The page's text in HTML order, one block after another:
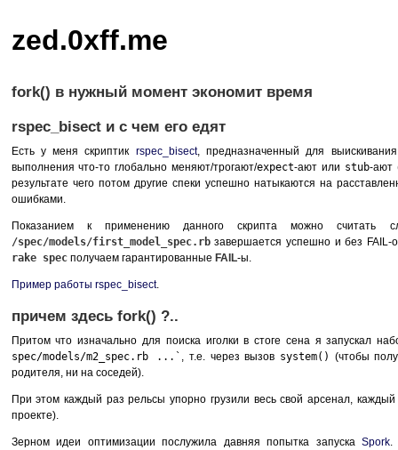
zed.0xff.me
fork() в нужный момент экономит время
rspec_bisect и с чем его едят
Есть у меня скриптик rspec_bisect, предназначенный для
выполнения что-то глобально меняют/трогают/expect-ают или stub-ают
результате чего потом другие спеки успешно натыкаются на
ошибками.
Показанием к применению данного скрипта можно считать
/spec/models/first_model_spec.rbзавершается успешно и без FAIL-
rake specполучаем гарантированные FAIL-ы.
Пример работы rspec_bisect.
причем здесь fork() ?..
Притом что изначально для поиска иголки в стоге сена я запускал
spec/models/m2_spec.rb ...`
, т.е. через вызов system() (чтобы
родителя, ни на соседей).
При этом каждый раз рельсы упорно грузили весь свой арсенал,
проекте).
Зерном идеи оптимизации послужила давняя попытка запуска Spork